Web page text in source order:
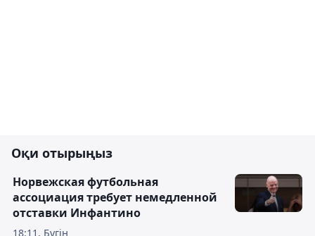
Оқи отырыңыз
18:11, Бүгін
Норвежская футбольная
ассоциация требует немедленной
отставки Инфантино